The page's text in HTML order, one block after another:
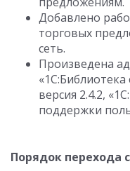
Добавлено
торговых
сеть.
Произведена
версия 2.4.2,
поддержки
Порядок перехода